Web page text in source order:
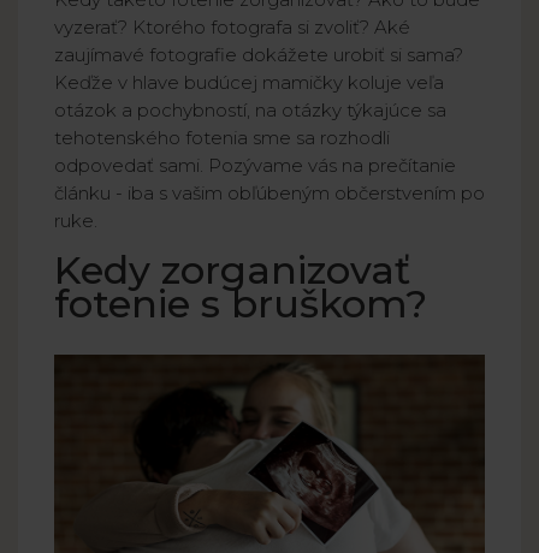
vyzerať? Ktorého fotografa si zvoliť? Aké
zaujímavé fotografie dokážete urobiť si sama?
Keďže v hlave budúcej mamičky koluje veľa
otázok a pochybností, na otázky týkajúce sa
tehotenského fotenia sme sa rozhodli
odpovedať sami. Pozývame vás na prečítanie
článku - iba s vašim obľúbeným občerstvením po
ruke.
Kedy zorganizovať
fotenie s bruškom?